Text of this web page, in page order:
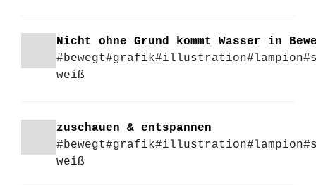
Nicht ohne Grund kommt Wasser in
#bewegt#grafik#illustration#lampion
weiß
zuschauen & entspannen
#bewegt#grafik#illustration#lampion
weiß